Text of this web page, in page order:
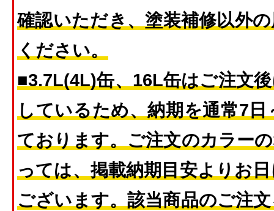
確認いただき、塗装補修以外
ください。
■3.7L(4L)缶、16L缶はご注文
しているため、納期を通常7
ております。ご注文のカラー
っては、掲載納期目安よりお
ございます。該当商品のご注